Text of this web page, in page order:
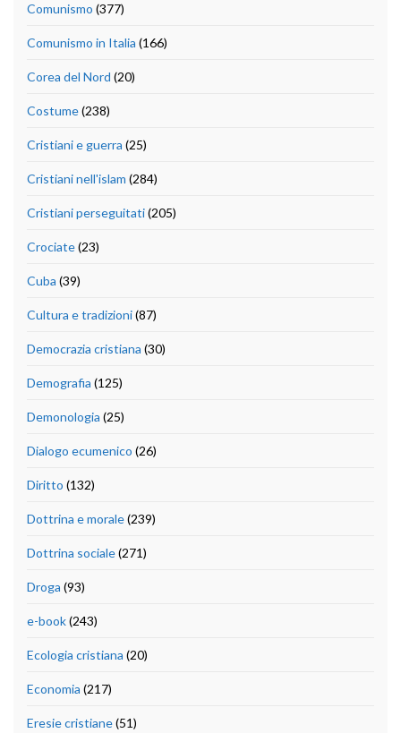
Comunismo (377)
Comunismo in Italia (166)
Corea del Nord (20)
Costume(238)
Cristiani e guerra (25)
Cristiani nell'islam (284)
Cristiani perseguitati(205)
Crociate(23)
Cuba (39)
Cultura e tradizioni(87)
Democrazia cristiana (30)
Demografia (125)
Demonologia (25)
Dialogo ecumenico (26)
Diritto (132)
Dottrina e morale(239)
Dottrina sociale(271)
Droga (93)
e-book(243)
Ecologia cristiana (20)
Economia (217)
Eresie cristiane(51)